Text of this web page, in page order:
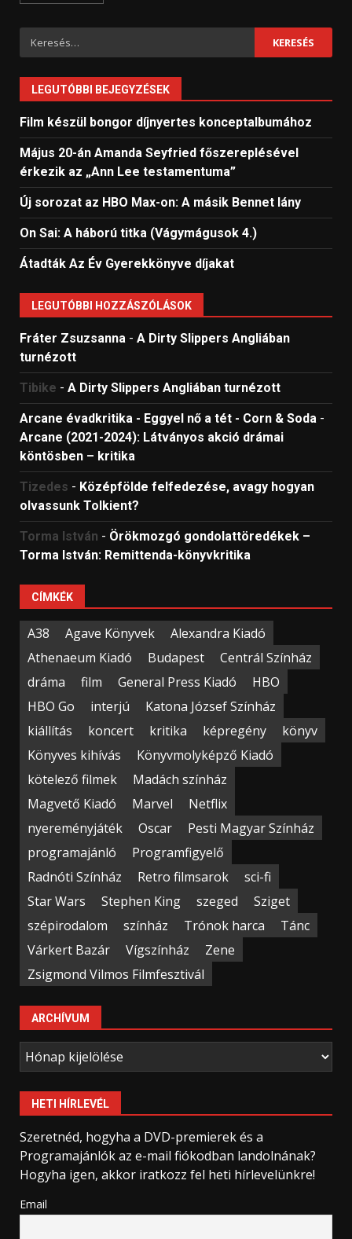
Keresés:
LEGUTÓBBI BEJEGYZÉSEK
Film készül bongor díjnyertes konceptalbumához
Május 20-án Amanda Seyfried főszereplésével
érkezik az „Ann Lee testamentuma”
Új sorozat az HBO Max-on: A másik Bennet lány
On Sai: A ​háború titka (Vágymágusok 4.)
Átadták Az Év Gyerekkönyve díjakat
LEGUTÓBBI HOZZÁSZÓLÁSOK
Fráter Zsuzsanna - A Dirty Slippers Angliában
turnézott
Tibike - A Dirty Slippers Angliában turnézott
Arcane évadkritika - Eggyel nő a tét - Corn & Soda -
Arcane (2021-2024): Látványos akció drámai
köntösben – kritika
Tizedes - Középfölde felfedezése, avagy hogyan
olvassunk Tolkient?
Torma István - Örökmozgó gondolattöredékek –
Torma István: Remittenda-könyvkritika
CÍMKÉK
A38 Agave Könyvek
Alexandra Kiadó
Athenaeum Kiadó
Budapest
Centrál Színház
dráma
film General Press Kiadó
HBO
HBO Go
interjú
Katona József Színház
kiállítás
koncert kritika képregény
könyv
Könyves kihívás
Könyvmolyképző Kiadó
kötelező filmek
Madách színház
Magvető Kiadó
Marvel
Netflix
nyereményjáték
Oscar
Pesti Magyar Színház
programajánló
Programfigyelő
Radnóti Színház
Retro filmsarok
sci-fi
Star Wars
Stephen King szeged
Sziget
szépirodalom
színház Trónok harca
Tánc
Várkert Bazár
Vígszínház
Zene
Zsigmond Vilmos Filmfesztivál
ARCHÍVUM
Archívum
HETI HÍRLEVÉL
Szeretnéd, hogyha a DVD-premierek és a
Programajánlók az e-mail fiókodban landolnának?
Hogyha igen, akkor iratkozz fel heti hírlevelünkre!
Email